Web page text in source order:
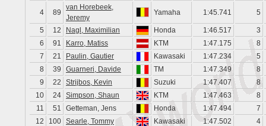
4 89
van Horebeek,
Jeremy
Yamaha 1:45.741 5
5 12 Nagl, Maximilian Honda 1:46.517
3
6
91 Karro, Matiss KTM 1:47.175
8
7
21 Paulin, Gautier Kawasaki 1:47.234
5
8
39 Guarneri, Davide TM 1:47.349
8
9
22 Strijbos, Kevin Suzuki 1:47.407
8
10
24 Simpson, Shaun KTM 1:47.463
8
11
51 Getteman, Jens Honda 1:47.494
7
12
100 Searle, Tommy Kawasaki 1:47.502
4